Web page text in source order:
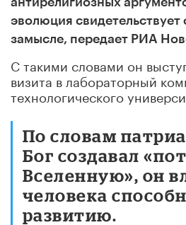
эволюция
замысле, передает РИА
С такими словами он
визита в лабораторный
технологического
По словам
Бог создавал
Вселенную», он
человека
развитию.